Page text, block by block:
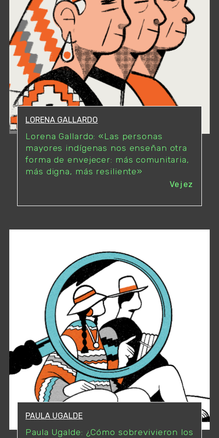
LORENA GALLARDO
Lorena Gallardo: «Las personas
mayores indígenas nos enseñan otra
forma de envejecer: más comunitaria,
más digna, más resiliente»
Vejez
PAULA UGALDE
Paula Ugalde: ¿Cómo sobrevivieron los